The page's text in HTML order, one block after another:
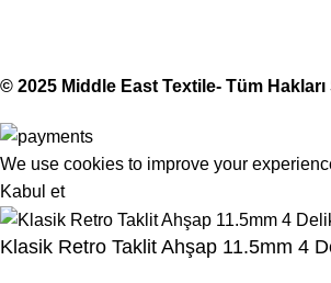
© 2025 Middle East Textile- Tüm Hakları
We use cookies to improve your
Kabul et
Klasik Retro Taklit Ahşap 11.5mm 4